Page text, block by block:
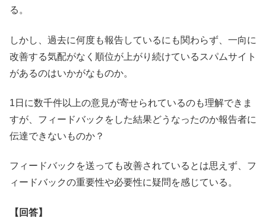
る。
しかし、過去に何度も報告しているにも関わらず、一向に
改善する気配がなく順位が上がり続けているスパムサイト
があるのはいかがなものか。
1日に数千件以上の意見が寄せられているのも理解できま
すが、フィードバックをした結果どうなったのか報告者に
伝達できないものか？
フィードバックを送っても改善されているとは思えず、フ
ィードバックの重要性や必要性に疑問を感じている。
【回答】